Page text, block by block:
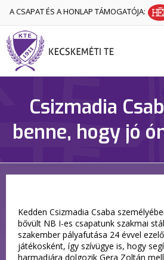
A CSAPAT ÉS A HONLAP TÁMOGATÓJA:
Csizmadia
benne, hogy jó
Kedden Csizmadia Csaba
bővült NB I-es csapatunk szakmai
szakember pályafutása 24 évvel
játékosként, így szívügye is, hogy
harmadjára dolgozik Gera Zoltán